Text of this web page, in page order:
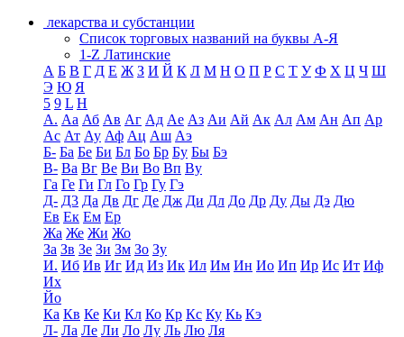
лекарства и субстанции
Список торговых названий на буквы А-Я
1-Z Латинские
А Б В Г Д Е Ж З И Й К Л М Н О П Р С Т У Ф Х Ц Ч Ш
Э Ю Я
5 9 L H
А. Аа Аб Ав Аг Ад Ае Аз Аи Ай Ак Ал Ам Ан Ап Ар
Ас Ат Ау Аф Ац Аш Аэ
Б- Ба Бе Би Бл Бо Бр Бу Бы Бэ
В- Ва Вг Ве Ви Во Вп Ву
Га Ге Ги Гл Го Гр Гу Гэ
Д- Д3 Да Дв Дг Де Дж Ди Дл До Др Ду Ды Дэ Дю
Ев Ек Ем Ер
Жа Же Жи Жо
За Зв Зе Зи Зм Зо Зу
И. Иб Ив Иг Ид Из Ик Ил Им Ин Ио Ип Ир Ис Ит Иф
Их
Йо
Ка Кв Ке Ки Кл Ко Кр Кс Ку Кь Кэ
Л- Ла Ле Ли Ло Лу Ль Лю Ля